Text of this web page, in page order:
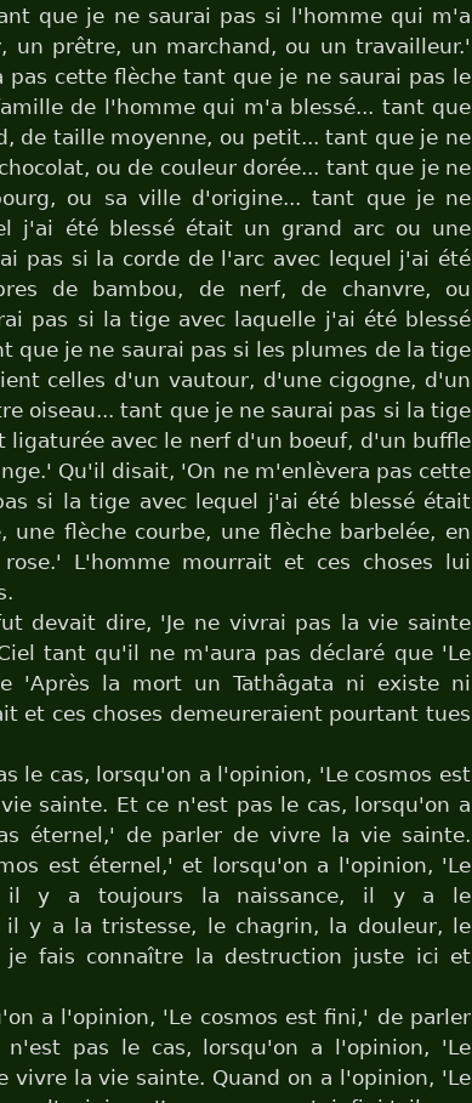
que je ne saurai pas si l'homme qui m'a
un prêtre, un marchand, ou un travailleur.'
cette flèche tant que je ne saurai pas le
de l'homme qui m'a blessé... tant que
de taille moyenne, ou petit... tant que je ne
ou de couleur dorée... tant que je ne
ou sa ville d'origine... tant que je ne
j'ai été blessé était un grand arc ou une
pas si la corde de l'arc avec lequel j'ai été
de bambou, de nerf, de chanvre, ou
pas si la tige avec laquelle j'ai été blessé
que je ne saurai pas si les plumes de la tige
celles d'un vautour, d'une cigogne, d'un
oiseau... tant que je ne saurai pas si la tige
ligaturée avec le nerf d'un boeuf, d'un buffle
Qu'il disait, 'On ne m'enlèvera pas cette
si la tige avec lequel j'ai été blessé était
une flèche courbe, une flèche barbelée, en
L'homme mourrait et ces choses lui
devait dire, 'Je ne vivrai pas la vie sainte
tant qu'il ne m'aura pas déclaré que 'Le
'Après la mort un Tathâgata ni existe ni
et ces choses demeureraient pourtant tues
le cas, lorsqu'on a l'opinion, 'Le cosmos est
sainte. Et ce n'est pas le cas, lorsqu'on a
éternel,' de parler de vivre la vie sainte.
est éternel,' et lorsqu'on a l'opinion, 'Le
il y a toujours la naissance, il y a le
y a la tristesse, le chagrin, la douleur, le
je fais connaître la destruction juste ici et
a l'opinion, 'Le cosmos est fini,' de parler
pas le cas, lorsqu'on a l'opinion, 'Le
vivre la vie sainte. Quand on a l'opinion, 'Le